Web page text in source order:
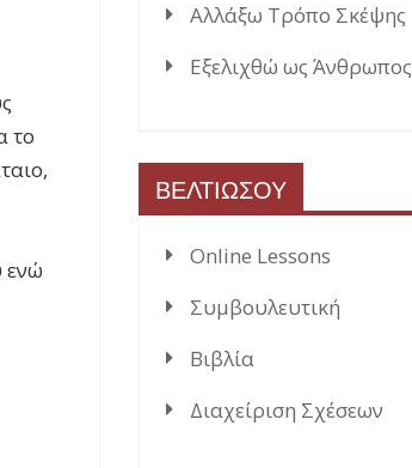
το
ενώ
Αλλάξω Τρόπο Σκέψης
Εξελιχθώ ως Άνθρωπος
ΒΕΛΤΙΩΣΟΥ
Online Lessons
Συμβουλευτική
Βιβλία
Διαχείριση Σχέσεων